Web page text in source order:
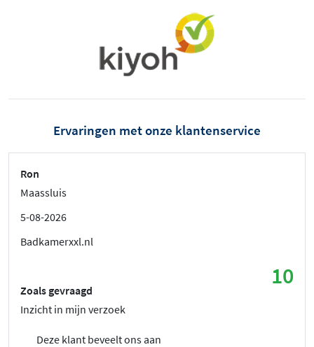
Ervaringen met onze klantenservice
Ron
Maassluis
5-08-2026
Badkamerxxl.nl
10
Zoals gevraagd
Inzicht in mijn verzoek
Deze klant beveelt ons aan